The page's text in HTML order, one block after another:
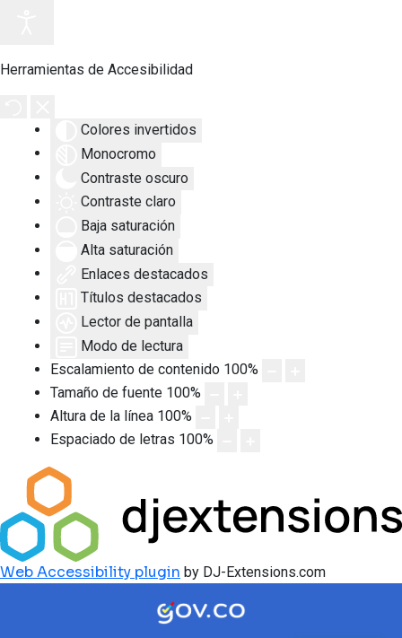
Herramientas de Accesibilidad
Colores invertidos
Monocromo
Contraste oscuro
Contraste claro
Baja saturación
Alta saturación
Enlaces destacados
Títulos destacados
Lector de pantalla
Modo de lectura
Escalamiento de contenido 100%
Tamaño de fuente 100%
Altura de la línea 100%
Espaciado de letras 100%
Web Accessibility plugin by DJ-Extensions.com